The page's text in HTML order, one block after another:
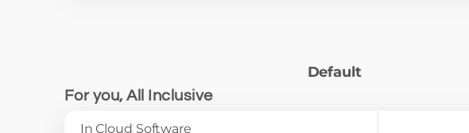
Default
For you, All Inclusive
In Cloud Software